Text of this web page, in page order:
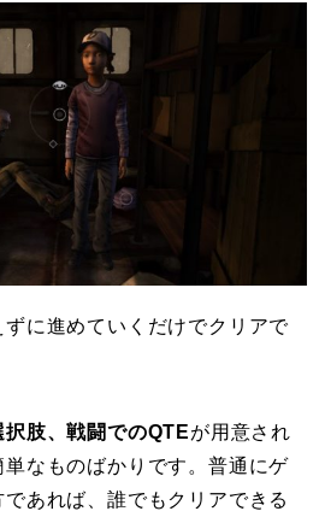
に進めていくだけでクリアで
肢、戦闘でのQTEが用意され
なものばかりです。普通にゲ
あれば、誰でもクリアできる